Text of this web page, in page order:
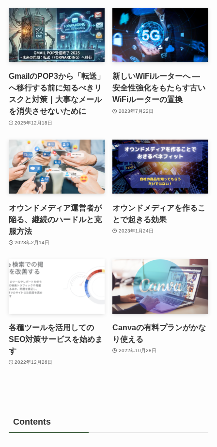
GmailのPOP3から「転送」
へ移行する前に知るべきリ
スクと対策｜大事なメール
を消失させないために
2025年12月18日
新しいWiFiルーターへ ―
安全性強化をもたらす古い
WiFiルーターの置換
2023年7月22日
オウンドメディア運営者が
陥る、継続のハードルと克
服方法
2023年2月14日
オウンドメディアを作るこ
とで起きる効果
2023年1月24日
各種ツールを活用しての
SEO対策サービスを始めま
す
2022年12月26日
Canvaの有料プランがかな
り使える
2022年10月28日
Contents